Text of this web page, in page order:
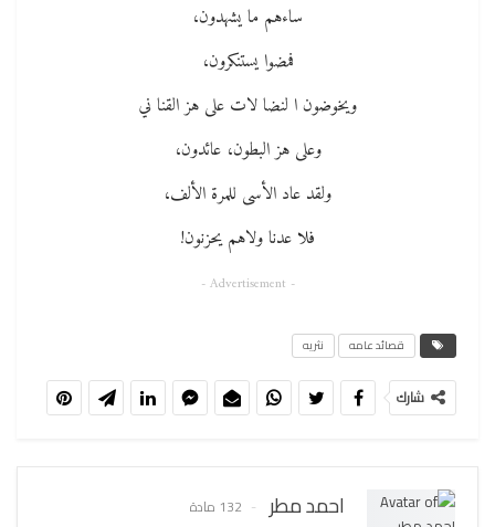
ساءهم ما يشهدون،
فمضوا يستنكرون،
ويخوضون ا لنضا لات على هز القنا ني
وعلى هز البطون، عائدون،
ولقد عاد الأسى للمرة الألف،
فلا عدنا ولاهم يحزنون!
- Advertisement -
قصائد عامه نثريه
شارك
احمد مطر 132 مادة